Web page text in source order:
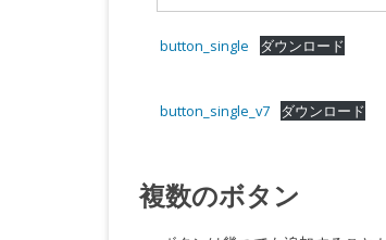
button_single ダウンロード
button_single_v7 ダウンロード
複数のボタン